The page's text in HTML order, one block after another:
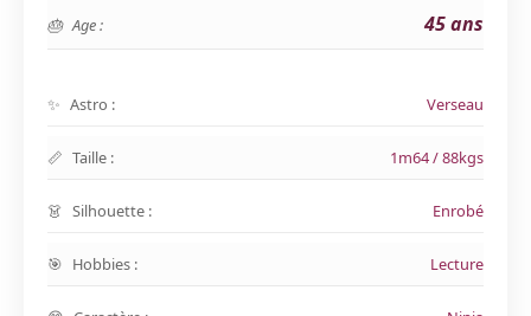
Age : 45 ans
Astro : Verseau
Taille : 1m64 / 88kgs
Silhouette : Enrobé
Hobbies : Lecture